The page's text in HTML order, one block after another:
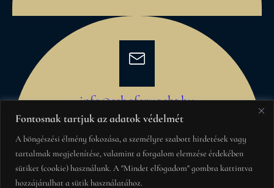
Fontosnak tartjuk az adatok védelmét
A böngészési élmény fokozása, a személyre szabott hirdetések vagy
tartalmak megjelenítése, valamint a forgalom elemzése érdekében
sütiket (cookie) használunk. A "Mindet elfogadom" gombra kattintva
hozzájárulhat a sütik használatához.
info@schaferyacht.hu
Schafer Yacht Kft. – Hajógyártás 1985 óta.